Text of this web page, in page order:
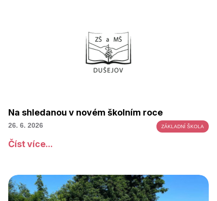
Na shledanou v novém školním roce
26. 6. 2026 ZÁKLADNÍ ŠKOLA
Číst více...